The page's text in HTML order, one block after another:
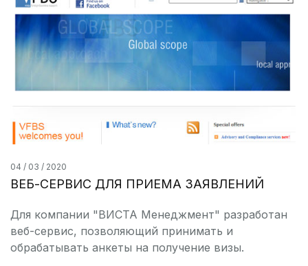
04 / 03 / 2020
ВЕБ-СЕРВИС ДЛЯ ПРИЕМА ЗАЯВЛЕНИЙ
Для компании "ВИСТА Менеджмент" разработан
веб-сервис, позволяющий принимать и
обрабатывать анкеты на получение визы.